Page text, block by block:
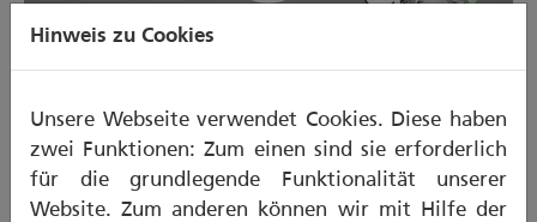
00:00/01:37
TAG DER ZAHNGESUNDHEIT 2023 - MP4
Hinweis zu Cookies
Unsere Webseite verwendet Cookies. Diese haben
zwei Funktionen: Zum einen sind sie erforderlich
für die grundlegende Funktionalität unserer
Website. Zum anderen können wir mit Hilfe der